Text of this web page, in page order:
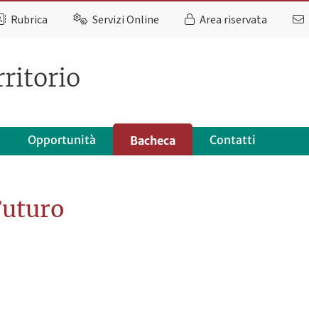
Rubrica Servizi Online Area riservata
Opportunità Bacheca Contatti